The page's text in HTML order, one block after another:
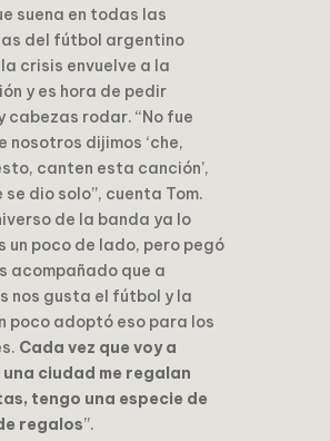
suena en todas las
del fútbol argentino
crisis envuelve a la
y es hora de pedir
cabezas rodar. “No fue
nosotros dijimos ‘che,
canten esta canción’,
se dio solo”, cuenta Tom.
de la banda ya lo
un poco de lado, pero pegó
acompañado que a
nos gusta el fútbol y la
poco adoptó eso para los
Cada vez que voy a
ciudad me regalan
tengo una especie de
regalos”.